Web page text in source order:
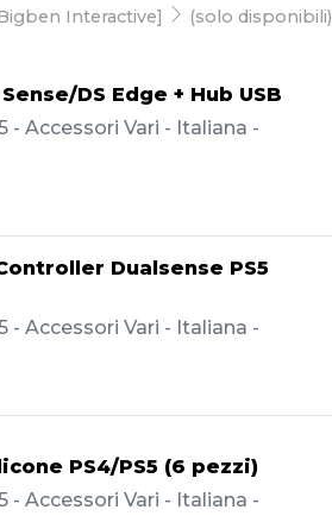
Interactive] (solo disponibili)
DS Edge + Hub USB
- Accessori Vari - Italiana -
Dualsense PS5
- Accessori Vari - Italiana -
PS4/PS5 (6 pezzi)
- Accessori Vari - Italiana -